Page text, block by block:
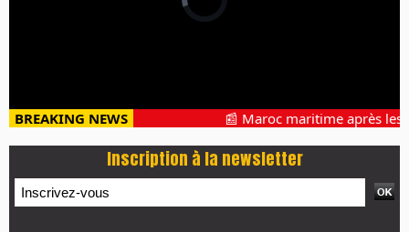
BREAKING NEWS 📰 Maroc maritime après les
Inscription à la newsletter